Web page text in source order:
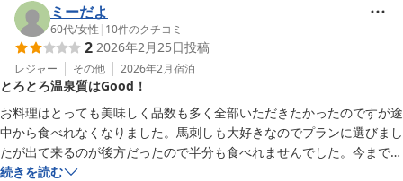
います。
お部屋の温泉をお気に召していただけたとのこと、大変嬉しく存じ
ます。
その一方で、お食事の内容や大浴場の清潔感について、ご期待に添
えず大変申し訳ございませんでした。せっかくお越しいただいたに
もかかわらず、満足のいくお時間をご提供できなかったことを、深
くお詫び申し上げます。
ミーだよ
60代/女性 | 10件のクチコミ
2 2026年2月25日投稿
レジャー その他 2026年2月宿泊
とろとろ温泉質はGood！
お料理はとっても美味しく品数も多く全部いただきたかったのですが途
中から食べれなくなりました。馬刺しも大好きなのでプランに選びまし
たが出て来るのが後方だったので半分も食べれませんでした。今まで残
した事ないのですが年齢と共に食べれなくなったと残念に思うなかメニ
続きを読む